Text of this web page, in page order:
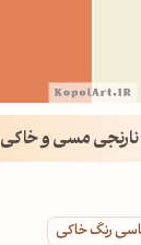
مسی و خاکی
رنگ خاکی